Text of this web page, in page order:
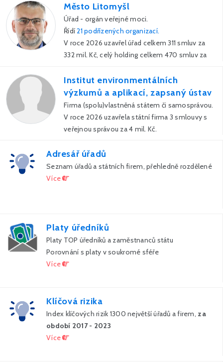
Město Litomyšl
Úřad - orgán veřejné moci.
Řídí21 podřízených organizací.
V roce 2026 uzavřel úřad celkem 311 smluv za
332 mil. Kč, celý holding celkem 470 smluv za
Institut environmentálních
výzkumů a aplikací, zapsaný ústav
Firma (spolu)vlastněná státem či samosprávou.
V roce 2026 uzavřela státní firma 3 smlouvy s
veřejnou správou za 4 mil. Kč.
Adresář úřadů
Seznam úřadů a státních firem, přehledně rozdělené
Více
Platy úředníků
Platy TOP úředníků a zaměstnanců státu
Porovnání s platy v soukromé sféře
Více
Klíčová rizika
Index klíčových rizik 1300 největší úřadů a firem, za
období 2017 - 2023
Více